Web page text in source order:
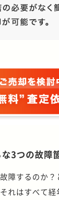
3つの故障
障するのか
れはすべて経